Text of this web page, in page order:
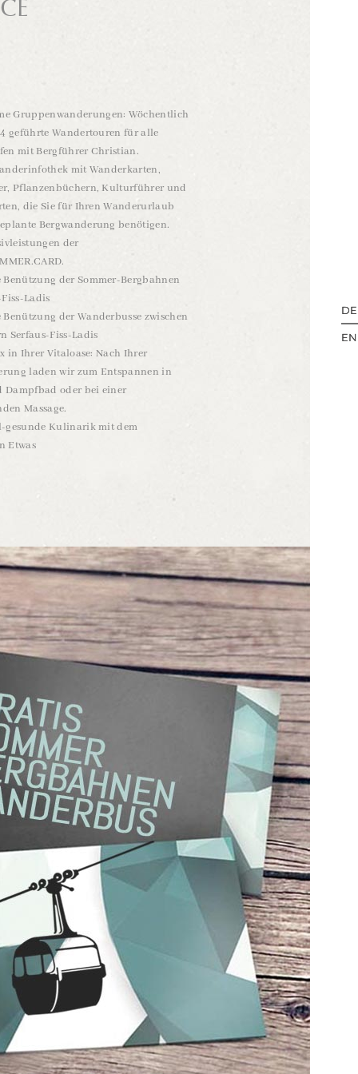
DE
EN
DE
EN
Gruppenwanderungen: Wöchentlich
geführte Wandertouren für alle
mit Bergführer Christian.
mit Wanderkarten,
Pflanzenbüchern, Kulturführer und
die Sie für Ihren Wanderurlaub
Bergwanderung benötigen.
der
Benützung der Sommer-Bergbahnen
Ladis
Benützung der Wanderbusse zwischen
Serfaus-Fiss-Ladis
in Ihrer Vitaloase: Nach Ihrer
laden wir zum Entspannen in
Dampfbad oder bei einer
Massage.
gesunde Kulinarik mit dem
Etwas